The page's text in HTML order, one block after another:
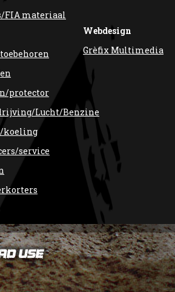
FIA materiaal
protector
Lucht/Benzine
koeling
service
Webdesign
Grèfix Multimedia